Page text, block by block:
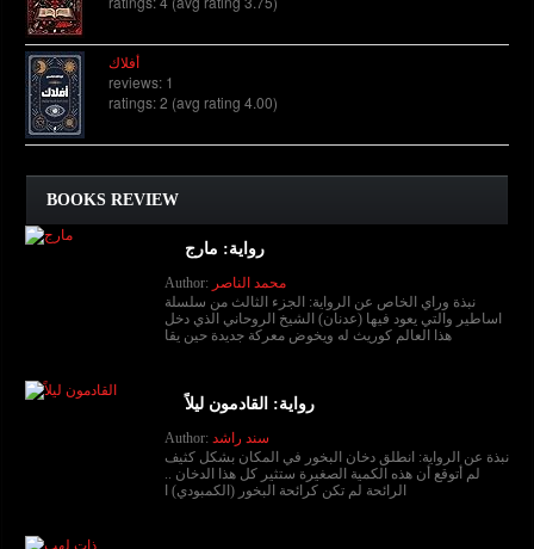
أفلاك
reviews: 1
ratings: 2 (avg rating 4.00)
BOOKS REVIEW
رواية: مارج
Author: محمد الناصر
نبذة وراي الخاص عن الرواية: الجزء الثالث من سلسلة
اساطير والتي يعود فيها (عدنان) الشيخ الروحاني الذي دخل
هذا العالم كوريث له ويخوض معركة جديدة حين يقا
رواية: القادمون ليلاً
Author: سند راشد
نبذة عن الرواية: انطلق دخان البخور في المكان بشكل كثيف
لم أتوقع أن هذه الكمية الصغيرة ستثير كل هذا الدخان ..
الرائحة لم تكن كرائحة البخور (الكمبودي) ا